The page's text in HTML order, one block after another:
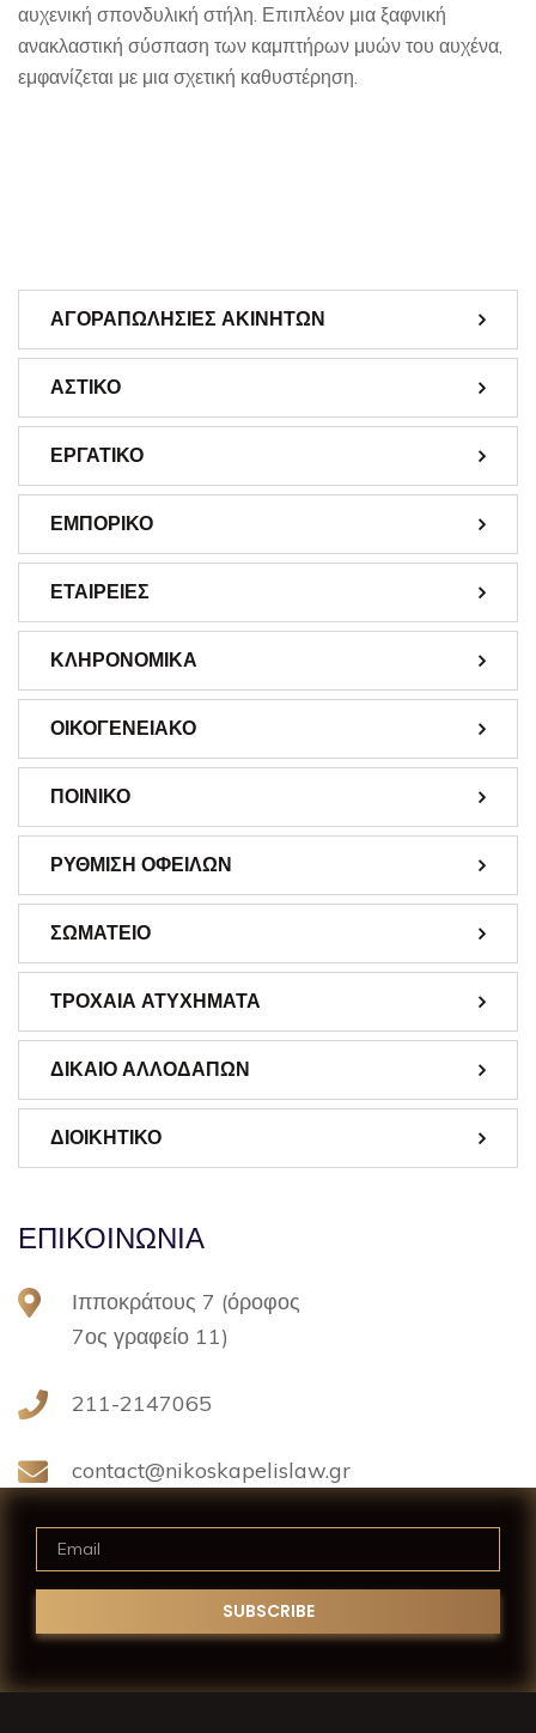
αυχενική σπονδυλική στήλη. Επιπλέον μια ξαφνική
ανακλαστική σύσπαση των καμπτήρων μυών του αυχένα,
εμφανίζεται με μια σχετική καθυστέρηση.
ΑΓΟΡΑΠΩΛΗΣΙΕΣ ΑΚΙΝΗΤΩΝ
ΑΣΤΙΚΟ
ΕΡΓΑΤΙΚΟ
ΕΜΠΟΡΙΚΟ
ΕΤΑΙΡΕΙΕΣ
ΚΛΗΡΟΝΟΜΙΚΑ
ΟΙΚΟΓΕΝΕΙΑΚΟ
ΠΟΙΝΙΚΟ
ΡΥΘΜΙΣΗ ΟΦΕΙΛΩΝ
ΣΩΜΑΤΕΙΟ
ΤΡΟΧΑΙΑ ΑΤΥΧΗΜΑΤΑ
ΔΙΚΑΙΟ ΑΛΛΟΔΑΠΩΝ
ΔΙΟΙΚΗΤΙΚΟ
ΕΠΙΚΟΙΝΩΝΙΑ
Ιπποκράτους 7 (όροφος
7ος γραφείο 11)
211-2147065
contact@nikoskapelislaw.gr